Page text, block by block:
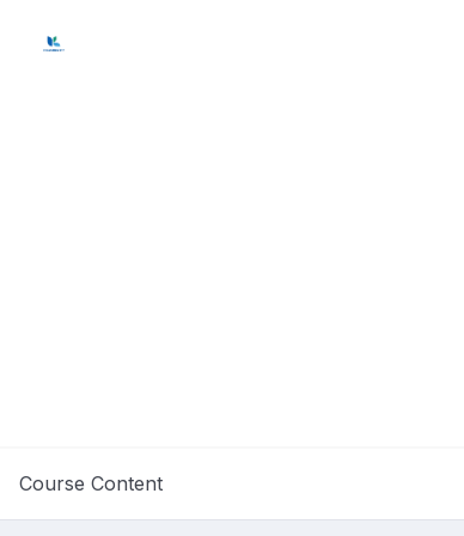
Course Content